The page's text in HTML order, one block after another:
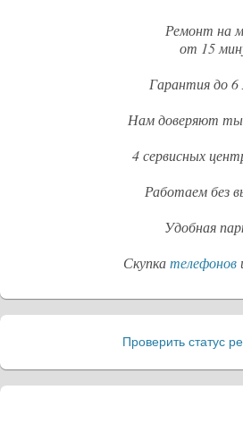
Ремонт на
от 15
Гарантия до 6
Нам доверяют
4 сервисных
Работаем без
Удобная
Скупкателефонов
Проверить статус